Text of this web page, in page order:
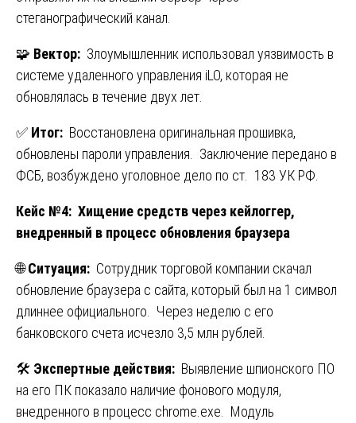
стеганографический канал.
🧩 Вектор: Злоумышленник использовал уязвимость в
системе удаленного управления iLO, которая не
обновлялась в течение двух лет.
✅ Итог: Восстановлена оригинальная прошивка,
обновлены пароли управления. Заключение передано в
ФСБ, возбуждено уголовное дело по ст. 183 УК РФ.
Кейс №4: Хищение средств через кейлоггер,
внедренный в процесс обновления браузера
🌐Ситуация: Сотрудник торговой компании скачал
обновление браузера с сайта, который был на 1 символ
длиннее официального. Через неделю с его
банковского счета исчезло 3,5 млн рублей.
🛠️ Экспертные действия: Выявление шпионского ПО
на его ПК показало наличие фонового модуля,
внедренного в процесс chrome.exe. Модуль